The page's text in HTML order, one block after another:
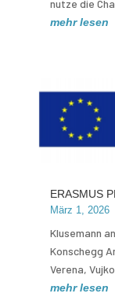
nutze die
mehr lesen
ERASMUS
März 1, 2026
Klusemann
Konschegg
Verena,
mehr lesen